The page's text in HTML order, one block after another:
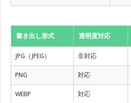
書き出し形式 透明度対応
JPG（JPEG） 非対応
PNG 対応
WEBP 対応